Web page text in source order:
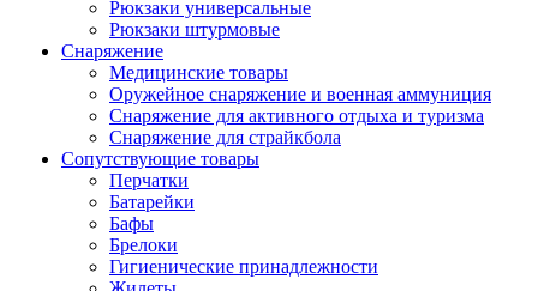
Рюкзаки универсальные
Рюкзаки штурмовые
Снаряжение
Медицинские товары
Оружейное снаряжение и военная аммуниция
Снаряжение для активного отдыха и туризма
Снаряжение для страйкбола
Сопутствующие товары
Перчатки
Батарейки
Бафы
Брелоки
Гигиенические принадлежности